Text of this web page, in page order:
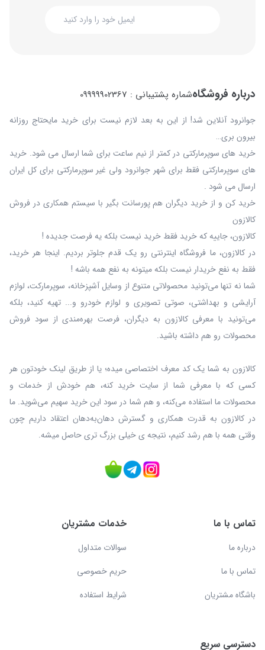
درباره فروشگاهشماره پشتیبانی : 09999902367
جوانرود آنلاین شد! از این به بعد لازم نیست برای خرید مایحتاج روزانه
بیرون بری…
خرید های سوپرمارکتی در کمتر از نیم ساعت برای شما ارسال می شود. خرید
های سوپرمارکتی فقط برای شهر جوانرود ولی غیر سوپرمارکتی برای کل ایران
ارسال می شود .
خرید کن و از خرید دیگران هم پورسانت بگیر با سیستم همکاری در فروش
کالازون
کالازون، جاییه که خرید فقط خرید نیست بلکه یه فرصت جدیده !
در کالازون، ما فروشگاه اینترنتی رو یک قدم جلوتر بردیم. اینجا هر خرید،
فقط به نفع خریدار نیست بلکه میتونه به نفع همه باشه !
شما نه‌ تنها می‌تونید محصولاتی متنوع از وسایل آشپزخانه، سوپرمارکت، لوازم
آرایشی و بهداشتی، صوتی تصویری و لوازم خودرو و... تهیه کنید، بلکه
می‌تونید با معرفی کالازون به دیگران، فرصت بهره‌مندی از سود فروش
محصولات رو هم داشته باشید.
کالازون به شما یک کد معرف اختصاصی میده؛ یا از طریق لینک خودتون هر
کسی که با معرفی شما از سایت خرید کنه، هم خودش از خدمات و
محصولات ما استفاده می‌کنه، و هم شما در سود این خرید سهیم می‌شوید. ما
در کالازون به قدرت همکاری و گسترش دهان‌به‌دهان اعتقاد داریم چون
وقتی همه با هم رشد کنیم، نتیجه ی خیلی بزرگ‌ تری حاصل میشه.
تماس با ما
درباره ما
تماس با ما
باشگاه مشتریان
خدمات مشتریان
سوالات متداول
حریم خصوصی
شرایط استفاده
دسترسی سریع